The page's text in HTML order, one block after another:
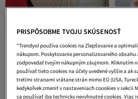
NAZART
Dámska večerná taška cez
rameno Bigtaş so zlatým leskom a
retiazkovým popruhom na svadbu a
zásnuby
Doručenie zdarma
47,22€ 23,19€
PRISPÔSOBME TVOJU SKÚSENOSŤ
"Trendyol používa cookies na Zlepšovanie a
nákupom. Poskytovanie personalizovaného obsahu
zodpovedať tvojím nákupným záujmom. Kliknutím
používať tieto cookies na účely uvedené vyššie a ak
tretími stranami vrátane strán mimo EÚ (USA,
kedykoľvek zmeniť v nastaveniach coookies v sekcii
sa používať iba technicky nevyhnutné cookies. Viac